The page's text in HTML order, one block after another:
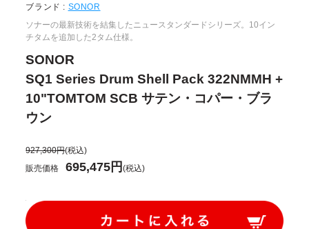
ブランド : SONOR
ソナーの最新技術を結集したニュースタンダードシリーズ。10イン
チタムを追加した2タム仕様。
SONOR
SQ1 Series Drum Shell Pack 322NMMH +
10"TOMTOM SCB サテン・コパー・ブラ
ウン
927,300円(税込)
販売価格
695,475円(税込)